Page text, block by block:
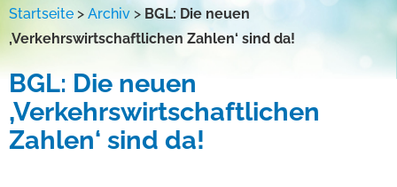
Startseite > Archiv > BGL: Die neuen
‚Verkehrswirtschaftlichen Zahlen‘ sind da!
BGL: Die neuen
‚Verkehrswirtschaftlichen
Zahlen‘ sind da!